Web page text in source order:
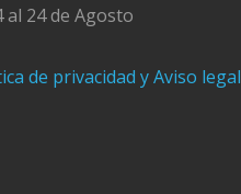
al 24 de Agosto
de privacidad y Aviso legal